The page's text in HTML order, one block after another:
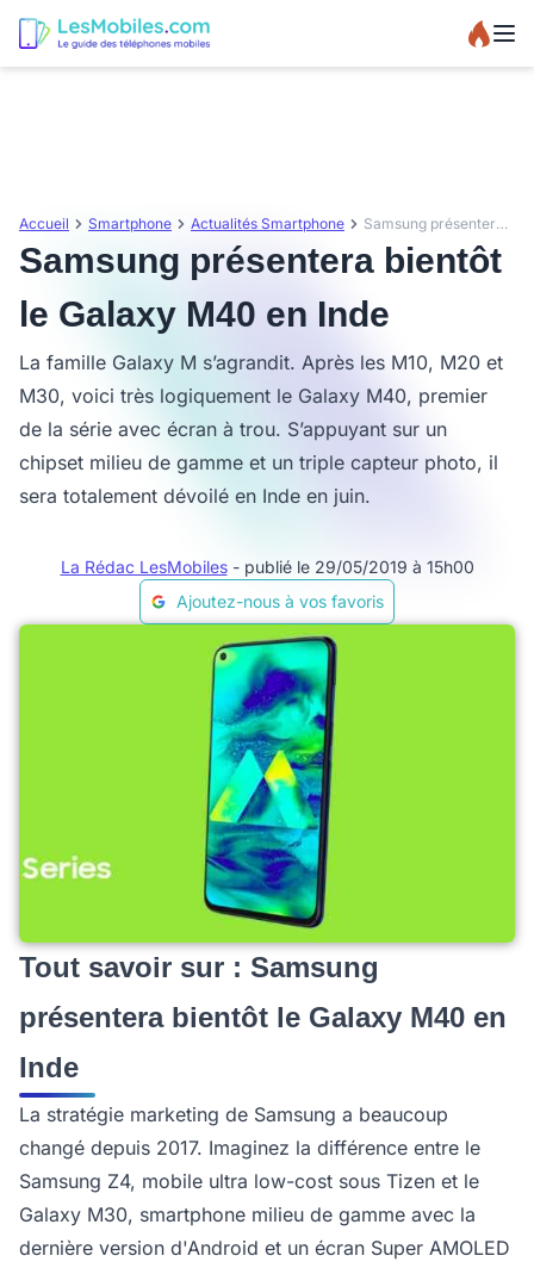
Accueil Smartphone Actualités Smartphone Samsung présentera bientôt le Galaxy M40 en Inde
Samsung présentera bientôt
le Galaxy M40 en Inde
La famille Galaxy M s’agrandit. Après les M10, M20 et
M30, voici très logiquement le Galaxy M40, premier
de la série avec écran à trou. S’appuyant sur un
chipset milieu de gamme et un triple capteur photo, il
sera totalement dévoilé en Inde en juin.
La Rédac LesMobiles - publié le 29/05/2019 à 15h00
Ajoutez-nous à vos favoris
Tout savoir sur : Samsung
présentera bientôt le Galaxy M40 en
Inde
La stratégie marketing de Samsung a beaucoup
changé depuis 2017. Imaginez la différence entre le
Samsung Z4, mobile ultra low-cost sous Tizen et le
Galaxy M30, smartphone milieu de gamme avec la
dernière version d'Android et un écran Super AMOLED